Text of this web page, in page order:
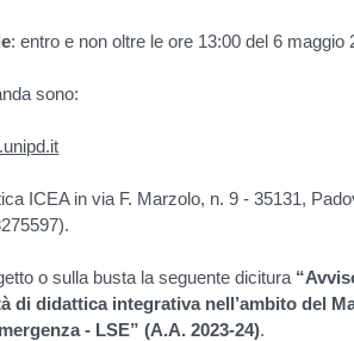
: entro e non oltre le ore 13:00 del 6 maggio
sono:
ICEA in via F. Marzolo, n. 9 - 35131,
o sulla busta la seguente dicitura
di didattica integrativa nell’ambito del
- LSE” (A.A. 2023-24).